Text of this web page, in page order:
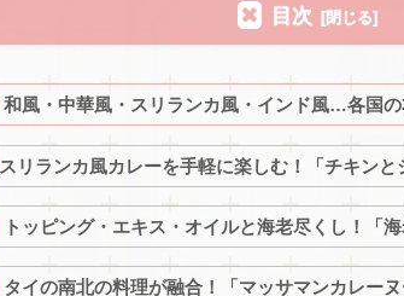
目次
和風・中華風・スリランカ風・インド風…各国の
スリランカ風カレーを手軽に楽しむ！「チキンと
トッピング・エキス・オイルと海老尽くし！「
タイの南北の料理が融合！「マッサマンカレーヌ